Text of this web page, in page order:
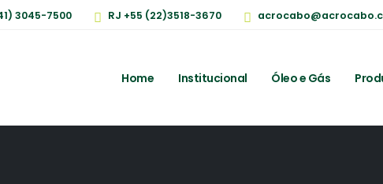
3045-7500 RJ +55 (22)3518-3670
Home Institucional Óleo e Gás